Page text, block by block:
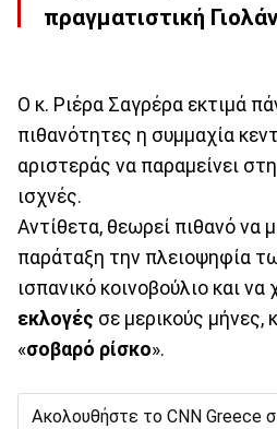
πραγματιστική
Ο κ. Ριέρα Σαγρέρα εκτιμά
πιθανότητες η συμμαχία
αριστεράς να παραμείνει
ισχνές.
Αντίθετα, θεωρεί πιθανό να
παράταξη την πλειοψηφία
ισπανικό κοινοβούλιο και να
εκλογές σε μερικούς μήνες,
«σοβαρό ρίσκο».
Ακολουθήστε το CNN Greece